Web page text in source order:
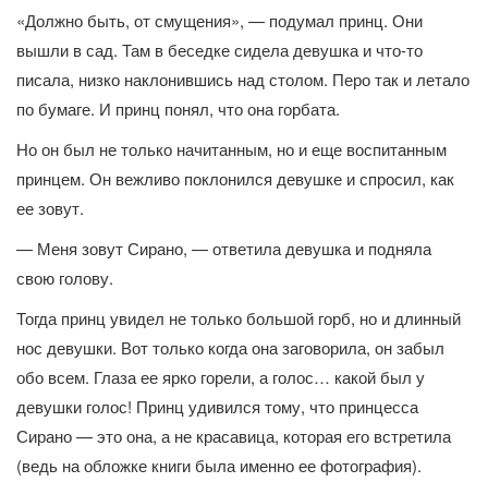
«Должно быть, от смущения», — подумал принц. Они
вышли в сад. Там в беседке сидела девушка и что-то
писала, низко наклонившись над столом. Перо так и летало
по бумаге. И принц понял, что она горбата.
Но он был не только начитанным, но и еще воспитанным
принцем. Он вежливо поклонился девушке и спросил, как
ее зовут.
— Меня зовут Сирано, — ответила девушка и подняла
свою голову.
Тогда принц увидел не только большой горб, но и длинный
нос девушки. Вот только когда она заговорила, он забыл
обо всем. Глаза ее ярко горели, а голос… какой был у
девушки голос! Принц удивился тому, что принцесса
Сирано — это она, а не красавица, которая его встретила
(ведь на обложке книги была именно ее фотография).